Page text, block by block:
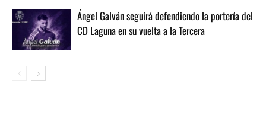
Ángel Galván seguirá defendiendo la portería del
CD Laguna en su vuelta a la Tercera